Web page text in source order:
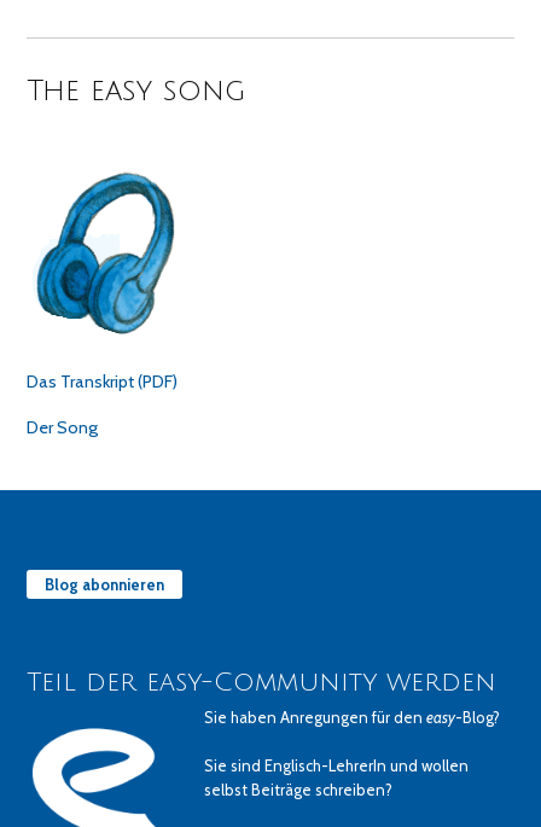
The easy song
Das Transkript (PDF)
Der Song
Blog abonnieren
Teil der easy-Community werden
Sie haben Anregungen für deneasy-Blog?
Sie sind Englisch-LehrerIn und wollen
selbst Beiträge schreiben?